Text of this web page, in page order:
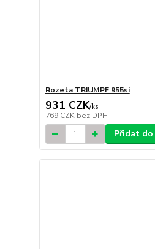
Rozeta TRIUMPF 955si
931 CZK/ks
769 CZK bez DPH
Přidat do